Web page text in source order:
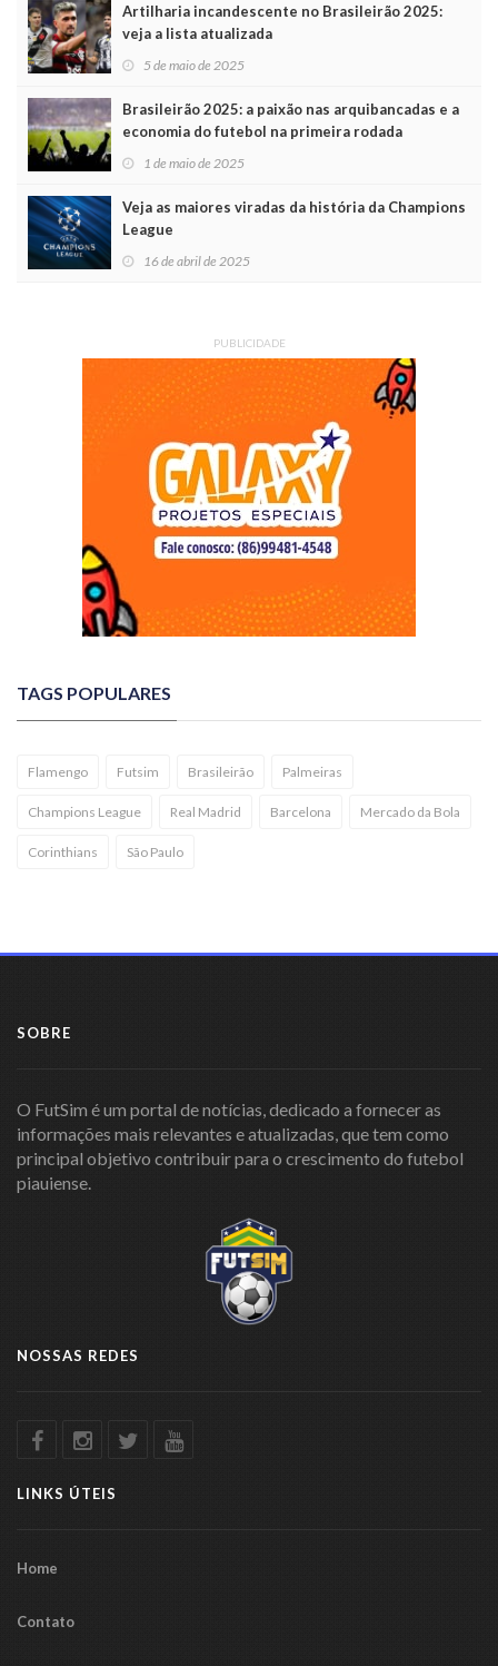
Artilharia incandescente no Brasileirão 2025:
veja a lista atualizada
5 de maio de 2025
Brasileirão 2025: a paixão nas arquibancadas e a
economia do futebol na primeira rodada
1 de maio de 2025
Veja as maiores viradas da história da Champions
League
16 de abril de 2025
PUBLICIDADE
TAGS POPULARES
Flamengo Futsim Brasileirão Palmeiras
Champions League Real Madrid Barcelona Mercado da Bola
Corinthians São Paulo
SOBRE
O FutSim é um portal de notícias, dedicado a fornecer as
informações mais relevantes e atualizadas, que tem como
principal objetivo contribuir para o crescimento do futebol
piauiense.
NOSSAS REDES
LINKS ÚTEIS
Home
Contato